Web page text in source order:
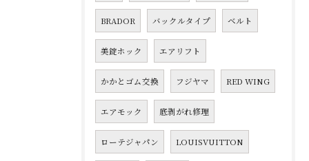
BRADOR バックルタイプ ベルト
美錠ホック エアリフト
かかとゴム交換 フジヤマ RED WING
エアモック 底剥がれ修理
ローテジャパン LOUISVUITTON